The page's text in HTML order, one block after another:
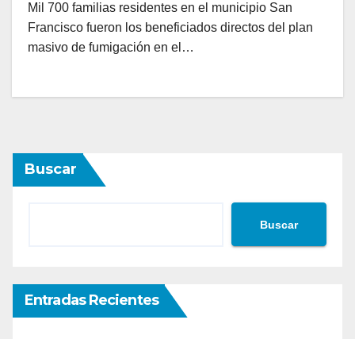
Mil 700 familias residentes en el municipio San
Francisco fueron los beneficiados directos del plan
masivo de fumigación en el…
Buscar
Buscar
Entradas Recientes